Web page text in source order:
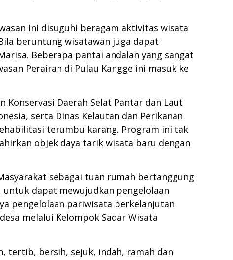
ini disuguhi beragam aktivitas wisata
beruntung wisatawan juga dapat
Beberapa pantai andalan yang sangat
Perairan di Pulau Kangge ini masuk ke
Daerah Selat Pantar dan Laut
serta Dinas Kelautan dan Perikanan
terumbu karang. Program ini tak
objek daya tarik wisata baru dengan
sebagai tuan rumah bertanggung
dapat mewujudkan pengelolaan
pengelolaan pariwisata berkelanjutan
melalui Kelompok Sadar Wisata
tertib, bersih, sejuk, indah, ramah dan